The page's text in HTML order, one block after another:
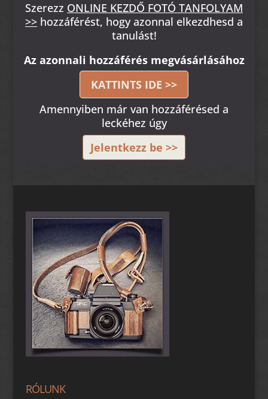
Szerezz ONLINE KEZDŐ FOTÓ TANFOLYAM
>> hozzáférést, hogy azonnal elkezdhesd a
tanulást!
Az azonnali hozzáférés megvásárlásához
KATTINTS IDE >>
Amennyiben már van hozzáférésed a
leckéhez úgy
Jelentkezz be >>
RÓLUNK